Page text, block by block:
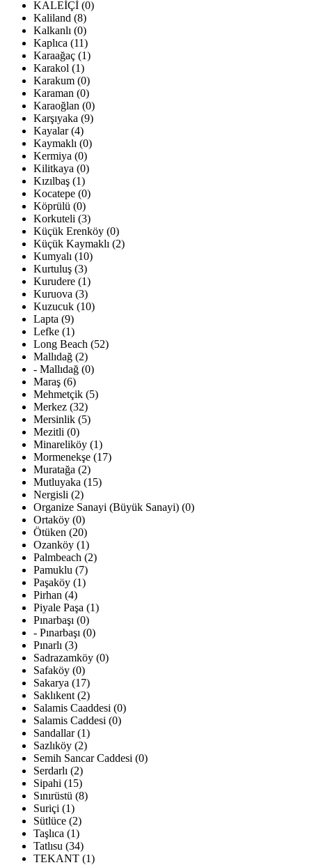
KALEİÇİ (0)
Kaliland (8)
Kalkanlı (0)
Kaplıca (11)
Karaağaç (1)
Karakol (1)
Karakum (0)
Karaman (0)
Karaoğlan (0)
Karşıyaka (9)
Kayalar (4)
Kaymaklı (0)
Kermiya (0)
Kilitkaya (0)
Kızılbaş (1)
Kocatepe (0)
Köprülü (0)
Korkuteli (3)
Küçük Erenköy (0)
Küçük Kaymaklı (2)
Kumyalı (10)
Kurtuluş (3)
Kurudere (1)
Kuruova (3)
Kuzucuk (10)
Lapta (9)
Lefke (1)
Long Beach (52)
Mallıdağ (2)
- Mallıdağ (0)
Maraş (6)
Mehmetçik (5)
Merkez (32)
Mersinlik (5)
Mezitli (0)
Minareliköy (1)
Mormenekşe (17)
Muratağa (2)
Mutluyaka (15)
Nergisli (2)
Organize Sanayi (Büyük Sanayi) (0)
Ortaköy (0)
Ötüken (20)
Ozanköy (1)
Palmbeach (2)
Pamuklu (7)
Paşaköy (1)
Pirhan (4)
Piyale Paşa (1)
Pınarbaşı (0)
- Pınarbaşı (0)
Pınarlı (3)
Sadrazamköy (0)
Safaköy (0)
Sakarya (17)
Saklıkent (2)
Salamis Caaddesi (0)
Salamis Caddesi (0)
Sandallar (1)
Sazlıköy (2)
Semih Sancar Caddesi (0)
Serdarlı (2)
Sipahi (15)
Sınırüstü (8)
Suriçi (1)
Sütlüce (2)
Taşlıca (1)
Tatlısu (34)
TEKANT (1)